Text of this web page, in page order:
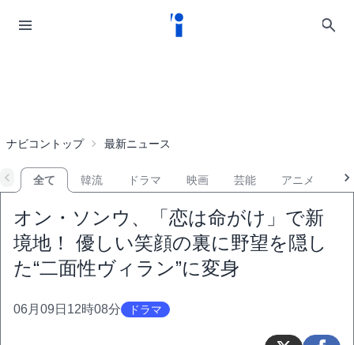
ナビコントップ 最新ニュース
全て 韓流 ドラマ 映画 芸能 アニメ
オン・ソンウ、「恋は命がけ」で新
境地！ 優しい笑顔の裏に野望を隠し
た“二面性ヴィラン”に変身
06月09日12時08分 ドラマ